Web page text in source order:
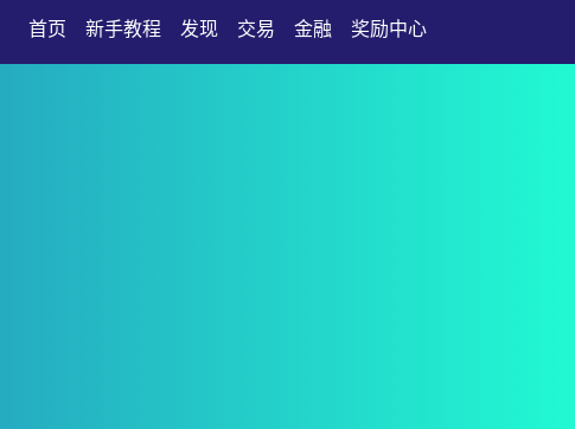
首页 新手教程 发现 交易 金融 奖励中心